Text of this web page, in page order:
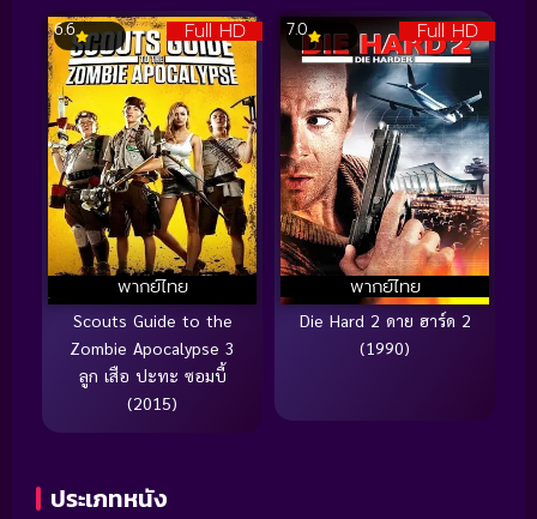
Full HD
พากย์ไทย
6.6
Scouts Guide to the
Zombie Apocalypse 3
ลูก เสือ ปะทะ ซอมบี้
(2015)
Full HD
พากย์ไทย
7.0
Die Hard 2 ดาย ฮาร์ด 2
(1990)
ประเภทหนัง